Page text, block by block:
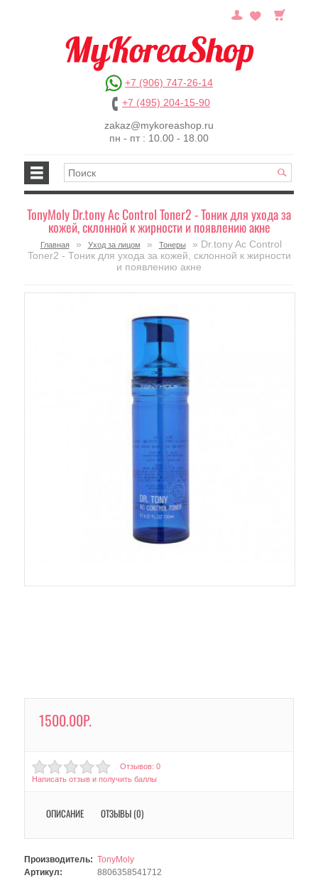
+7 (906) 747-26-14
+7 (495) 204-15-90
zakaz@mykoreashop.ru
пн - пт : 10.00 - 18.00
TonyMoly Dr.tony Ac Control Toner2 - Тоник для ухода за
кожей, склонной к жирности и появлению акне
Главная » Уход за лицом » Тонеры
» Dr.tony Ac Control
Toner2 - Тоник для ухода за кожей, склонной к жирности
и появлению акне
1500.00Р.
Отзывов: 0
Написать отзыв и получить баллы
ОПИСАНИЕ ОТЗЫВЫ (0)
Производитель: TonyMoly
Артикул:
8806358541712